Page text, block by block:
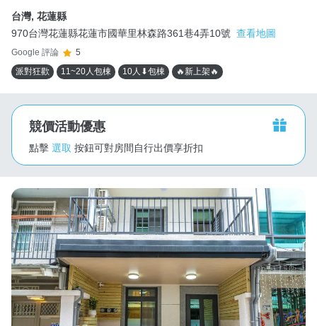
台灣, 花蓮縣
970台灣花蓮縣花蓮市國華里林森路361巷4弄10號 查看地圖
Google 評論
5
派對狂歡
11~20人包棟 10人⬇包棟 🔥新上架🔥
競價活動優惠
點擊 選取 按鈕可對房間自行出價享折扣